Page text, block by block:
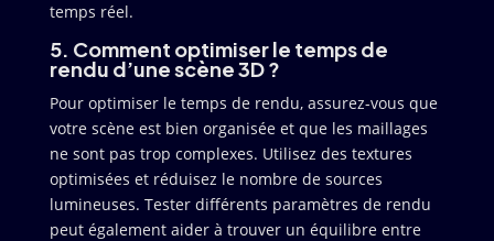
temps réel.
5. Comment optimiser le temps de
rendu d’une scène 3D ?
Pour optimiser le temps de rendu, assurez-vous que
votre scène est bien organisée et que les maillages
ne sont pas trop complexes. Utilisez des textures
optimisées et réduisez le nombre de sources
lumineuses. Tester différents paramètres de rendu
peut également aider à trouver un équilibre entre